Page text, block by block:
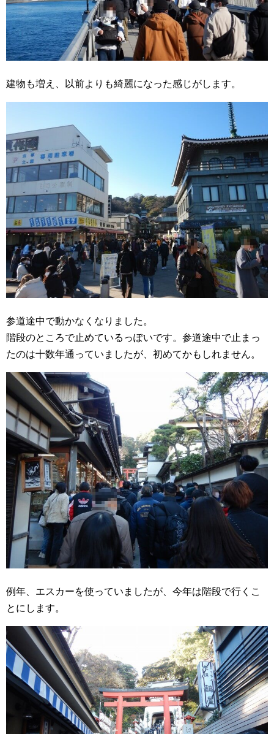
建物も増え、以前よりも綺麗になった感じがします。
参道途中で動かなくなりました。
階段のところで止めているっぽいです。参道途中で止まっ
たのは十数年通っていましたが、初めてかもしれません。
例年、エスカーを使っていましたが、今年は階段で行くこ
とにします。